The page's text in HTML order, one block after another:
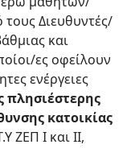
Διευθυντές/
και
ες οφείλουν
ενέργειες
πλησιέστερης
κατοικίας
ΖΕΠ Ι και II,